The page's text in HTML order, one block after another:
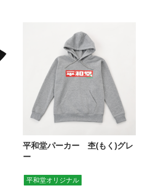
平和堂パーカー 杢(もく)グレ
ー
平和堂オリジナル